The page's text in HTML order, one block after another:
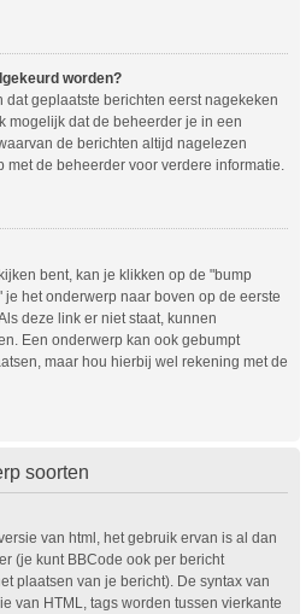
worden?
geplaatste berichten eerst nagekeken
mogelijk dat de beheerder je in een
de berichten altijd nagelezen
de beheerder voor verdere informatie.
bent, kan je klikken op de "bump
het onderwerp naar boven op de eerste
deze link er niet staat, kunnen
Een onderwerp kan ook gebumpt
maar hou hierbij wel rekening met de
soorten
van html, het gebruik ervan is al dan
(je kunt BBCode ook per bericht
plaatsen van je bericht). De syntax van
van HTML, tags worden tussen vierkante